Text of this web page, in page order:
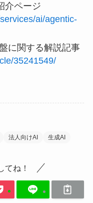
介ページ
ai/agentic-
に関する解説記事
35241549/
法人向けAI 生成AI
てね！